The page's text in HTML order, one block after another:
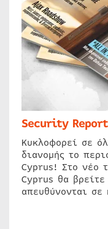
Security
Κυκλοφορεί σε
διανομής το
Cyprus! Στο νέο
Cyprus θα
απευθύνονται σε